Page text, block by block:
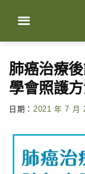
content
肺癌治療
學會照護
日期： 2021 年 7 月